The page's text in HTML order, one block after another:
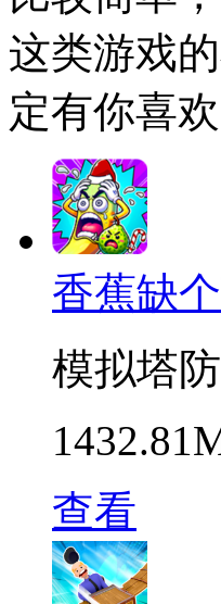
这类游戏
定有你喜
香蕉缺
模拟塔防
查看